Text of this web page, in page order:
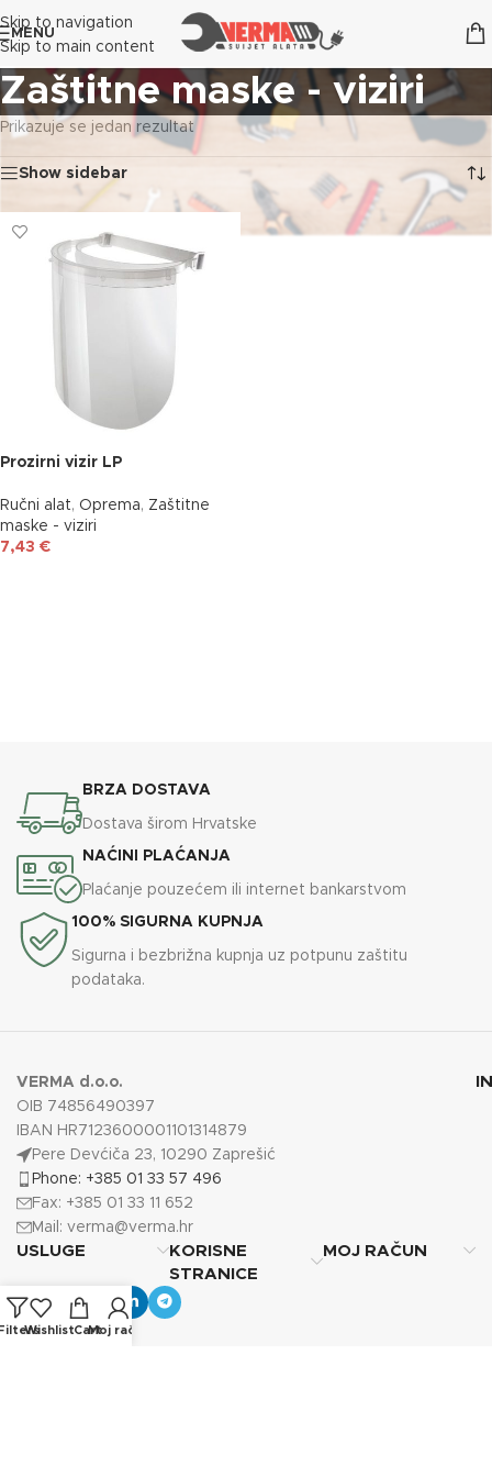
Skip to navigation
Skip to main content
MENU
Zaštitne maske - viziri
Prikazuje se jedan rezultat
Show sidebar
Prozirni vizir LP
Ručni alat, Oprema, Zaštitne
maske - viziri
7,43 €
BRZA DOSTAVA
Dostava širom Hrvatske
NAĆINI PLAĆANJA
Plaćanje pouzećem ili internet bankarstvom
100% SIGURNA KUPNJA
Sigurna i bezbrižna kupnja uz potpunu zaštitu
podataka.
VERMA d.o.o.
OIB 74856490397
IBAN HR7123600001101314879
Pere Devćiča 23, 10290 Zaprešić
Phone: +385 01 33 57 496
Fax: +385 01 33 11 652
Mail: verma@verma.hr
USLUGE
KORISNE
STRANICE
MOJ RAČUN
WishlistCartMoj račun